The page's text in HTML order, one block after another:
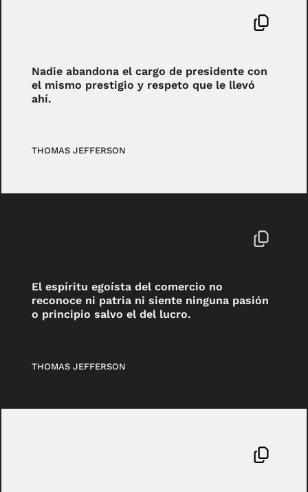
Nadie abandona el cargo de presidente con
el mismo prestigio y respeto que le llevó
ahí.
THOMAS JEFFERSON
El espíritu egoísta del comercio no
reconoce ni patria ni siente ninguna pasión
o principio salvo el del lucro.
THOMAS JEFFERSON